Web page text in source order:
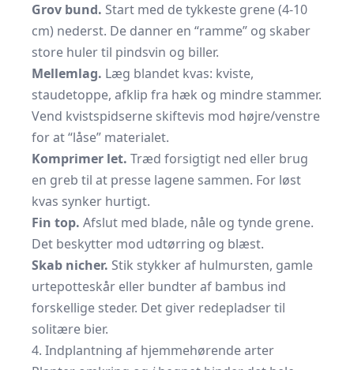
Grov bund. Start med de tykkeste grene (4-10
cm) nederst. De danner en “ramme” og skaber
store huler til pindsvin og biller.
Mellemlag. Læg blandet kvas: kviste,
staudetoppe, afklip fra hæk og mindre stammer.
Vend kvistspidserne skiftevis mod højre/venstre
for at “låse” materialet.
Komprimer let. Træd forsigtigt ned eller brug
en greb til at presse lagene sammen. For løst
kvas synker hurtigt.
Fin top. Afslut med blade, nåle og tynde grene.
Det beskytter mod udtørring og blæst.
Skab nicher. Stik stykker af hulmursten, gamle
urtepotteskår eller bundter af bambus ind
forskellige steder. Det giver redepladser til
solitære bier.
4. Indplantning af hjemmehørende arter